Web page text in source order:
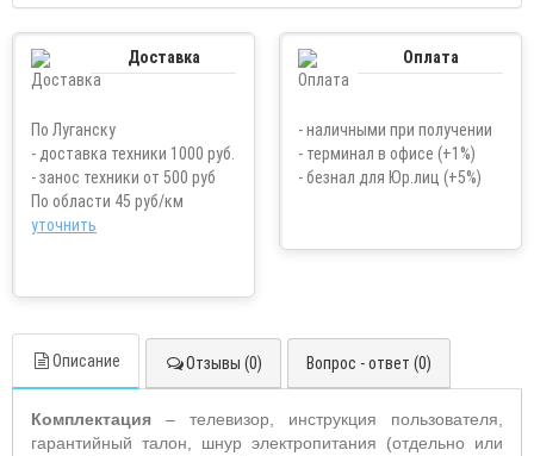
Доставка
По Луганску
- доставка техники 1000 руб.
- занос техники от 500 руб
По области 45 руб/км
уточнить
Оплата
- наличными при получении
- терминал в офисе (+1%)
- безнал для Юр.лиц (+5%)
Описание Отзывы (0) Вопрос - ответ (0)
Комплектация – телевизор, инструкция пользователя,
гарантийный талон, шнур электропитания (отдельно или